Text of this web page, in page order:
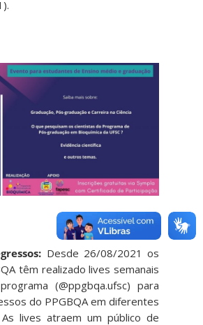
Desde 26/08/2021 os
têm realizado lives semanais
(@ppgbqa.ufsc) para
do PPGBQA em diferentes
lives atraem um público de